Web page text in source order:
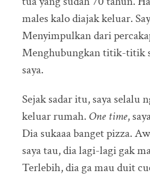
males kalo diajak keluar.
Menyimpulkan dari
Menghubungkan titik-titik
saya.
Sejak sadar itu, saya selalu
keluar rumah. One time,
Dia sukaaa banget pizza.
saya tau, dia lagi-lagi gak
Terlebih, dia ga mau duit